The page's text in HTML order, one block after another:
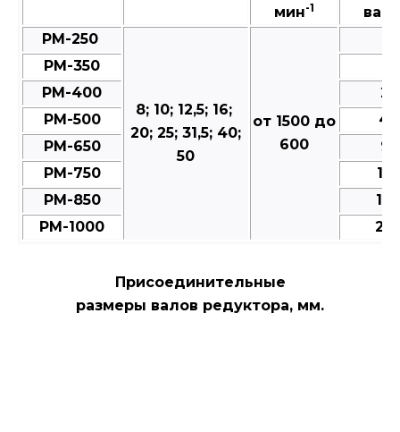
мин-1
РМ-250
8; 10; 12,5; 16;
20; 25; 31,5; 40;
50
от 1500 до
600
РМ-350
РМ-400
РМ-500
РМ-650
РМ-750
РМ-850
РМ-1000
Присоединительные
размеры валов редуктора, мм.